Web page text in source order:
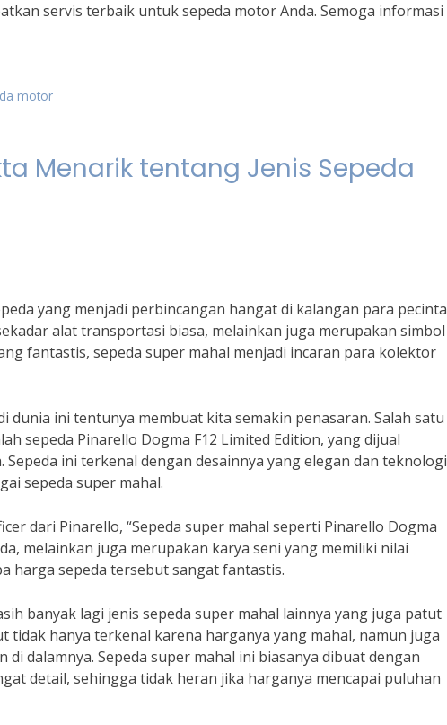
servis terbaik untuk sepeda motor Anda. Semoga informasi
motor
Menarik tentang Jenis Sepeda
yang menjadi perbincangan hangat di kalangan para pecinta
alat transportasi biasa, melainkan juga merupakan simbol
fantastis, sepeda super mahal menjadi incaran para kolektor
dunia ini tentunya membuat kita semakin penasaran. Salah satu
sepeda Pinarello Dogma F12 Limited Edition, yang dijual
ini terkenal dengan desainnya yang elegan dan teknologi
sepeda super mahal.
dari Pinarello, “Sepeda super mahal seperti Pinarello Dogma
melainkan juga merupakan karya seni yang memiliki nilai
harga sepeda tersebut sangat fantastis.
banyak lagi jenis sepeda super mahal lainnya yang juga patut
tidak hanya terkenal karena harganya yang mahal, namun juga
dalamnya. Sepeda super mahal ini biasanya dibuat dengan
detail, sehingga tidak heran jika harganya mencapai puluhan